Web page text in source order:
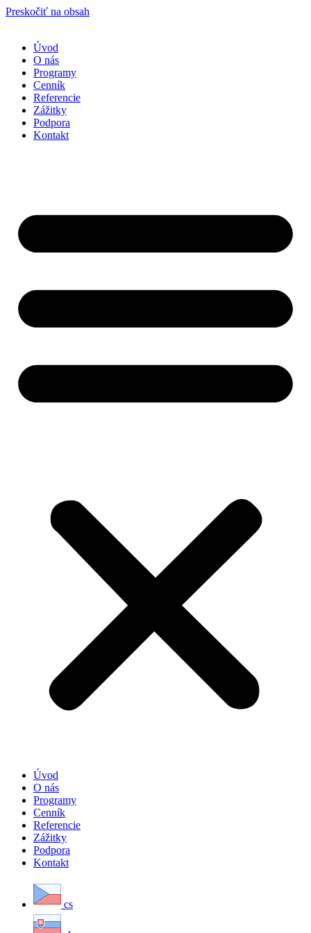
Preskočiť na obsah
Úvod
O nás
Programy
Cenník
Referencie
Zážitky
Podpora
Kontakt
Úvod
O nás
Programy
Cenník
Referencie
Zážitky
Podpora
Kontakt
cs